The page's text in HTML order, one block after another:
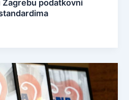
Zagrebu podatkovni